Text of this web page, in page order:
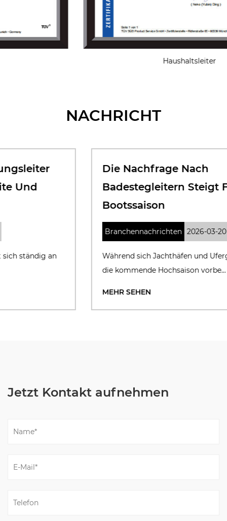
NACHRICHT
Die Nachfrage Nach
Badestegleitern Steigt Für Die
Branchennachrichten 2026-03-20
Während sich Jachthäfen und Ufergrundstücke auf
die kommende Hochsaison vorbe...
Jetzt Kontakt aufnehmen